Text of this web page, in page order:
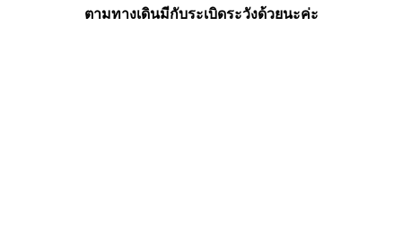
ตามทางเดินมีกับระเบิดระวังด้วยนะค่ะ